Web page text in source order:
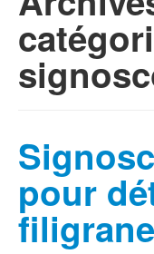
pour
filigrane